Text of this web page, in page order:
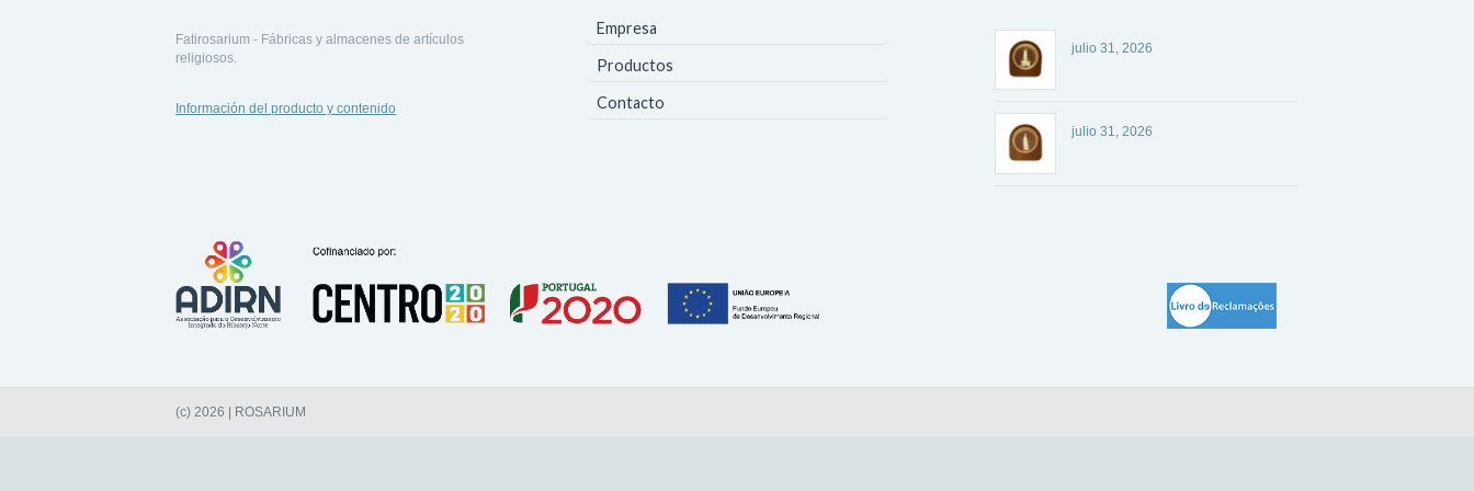
Fatirosarium - Fábricas y almacenes de artículos
religiosos.
Información del producto y contenido
Empresa
Productos
Contacto
julio 31, 2026
julio 31, 2026
(c) 2026 | ROSARIUM